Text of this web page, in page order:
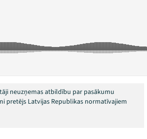
neuzņemas atbildību par pasākumu
pretējs Latvijas Republikas normatīvajiem